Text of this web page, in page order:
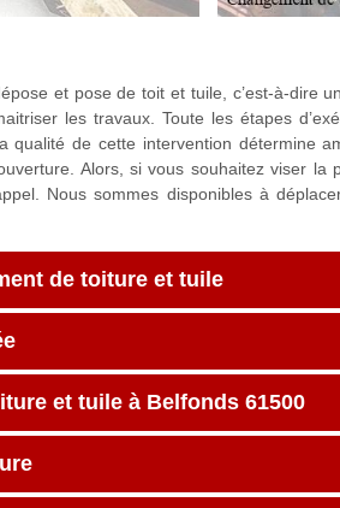
et pose de toit et tuile, c’est-à-dire
les travaux. Toute les étapes
qualité de cette intervention détermine
Alors, si vous souhaitez viser la
Nous sommes disponibles à
de toiture et tuile
et tuile à Belfonds 61500